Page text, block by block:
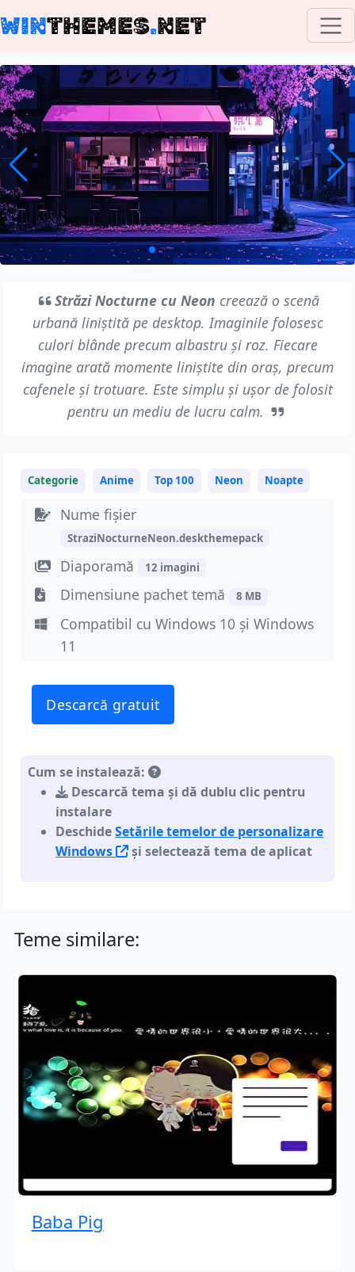
WINTHEMES.NET
Străzi Nocturne cu Neon creează o scenă
urbană liniștită pe desktop. Imaginile folosesc
culori blânde precum albastru și roz. Fiecare
imagine arată momente liniștite din oraș, precum
cafenele și trotuare. Este simplu și ușor de folosit
pentru un mediu de lucru calm.
Categorie Anime Top 100 Neon Noapte
Nume fișier
StraziNocturneNeon.deskthemepack
Diaporamă 12 imagini
Dimensiune pachet temă 8 MB
Compatibil cu Windows 10 și Windows
11
Descarcă gratuit
Cum se instalează:
Descarcă tema și dă dublu clic pentru
instalare
DeschideSetările temelor de personalizare
Windows
și selectează tema de aplicat
Teme similare:
Baba Pig